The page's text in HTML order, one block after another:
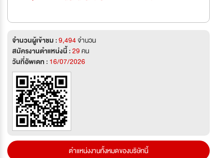
จำนวนผู้เข้าชม :9,494จำนวน
สมัครงานตำแหน่งนี้ :29คน
วันที่อัพเดท : 16/07/2026
ตำแหน่งงานทั้งหมดของบริษัทนี้